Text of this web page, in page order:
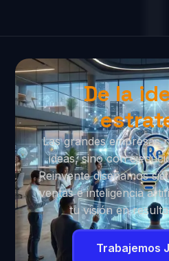
De la
Las grandes empresas
ideas, sino con
Reinvente diseñamos
ventas e inteligencia
tu visión en
Trabajemos